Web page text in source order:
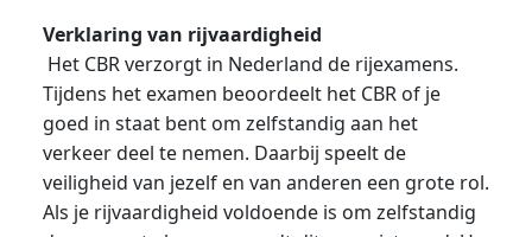
Verklaring van rijvaardigheid
Het CBR verzorgt in Nederland de rijexamens.
Tijdens het examen beoordeelt het CBR of je
goed in staat bent om zelfstandig aan het
verkeer deel te nemen. Daarbij speelt de
veiligheid van jezelf en van anderen een grote rol.
Als je rijvaardigheid voldoende is om zelfstandig